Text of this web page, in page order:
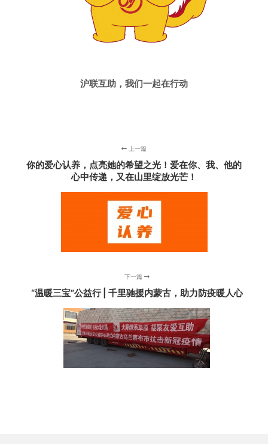
沪联互助，我们一起在行动
上一篇
你的爱心认养，点亮她的希望之光！爱在你、我、他的
心中传递，又在山里绽放光芒！
下一篇
“温暖三宝”公益行 | 千里驰援内蒙古，助力防疫暖人心